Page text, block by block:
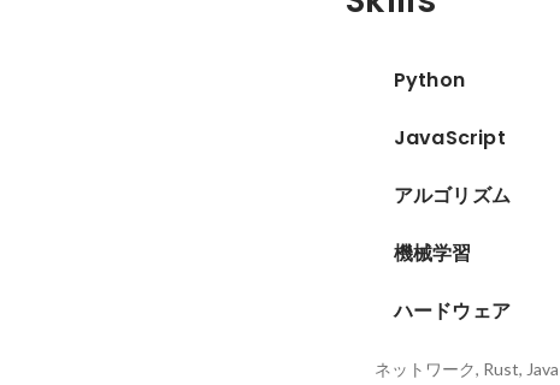
Python
JavaScript
アルゴリズム
機械学習
ハードウェア
ネットワーク, Rust, Java